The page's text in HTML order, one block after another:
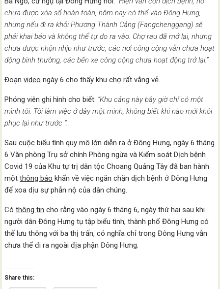
chưa được xóa sổ hoàn toàn, hôm nay có thể vào Đông Hưng,
nhưng nếu đi ra khỏi Phương Thành Cảng (Fangchenggang) sẽ
phải khai báo và không thể tự do ra vào. Chợ rau đã mở lại, nhưng
chưa được nhộn nhịp như trước, các nơi công cộng vẫn chưa hoạt
động bình thường, các bến xe công cộng chưa hoạt động trở lại.”
Đoạnvideo ngày 6 cho thấy khu chợ rất vắng vẻ.
Phóng viên ghi hình cho biết: “Khu cảng này bây giờ chỉ có một
mình tôi. Tôi làm việc ở đây một mình, không biết khi nào mới khôi
phục lại như trước “.
Sau cuộc biểu tình quy mô lớn diễn ra ở Đông Hưng, ngày 6 tháng
6 Văn phòng Trụ sở chính Phòng ngừa và Kiểm soát Dịch bệnh
Covid 19 của Khu tự trị dân tộc Choang Quảng Tây đã ban hành
mộtthông báo khẩn về việc ngăn chặn dịch bệnh ở Đông Hưng
để xoa dịu sự phẫn nộ của dân chúng.
Cóthông tin cho rằng vào ngày 6 tháng 6, ngày thứ hai sau khi
người dân Đông Hưng tụ tập biểu tình, thành phố Đông Hưng có
thể lưu thông với ba thị trấn, có nghĩa chỉ trong Đông Hưng vẫn
chưa thể đi ra ngoài địa phận Đông Hưng.
Share this: